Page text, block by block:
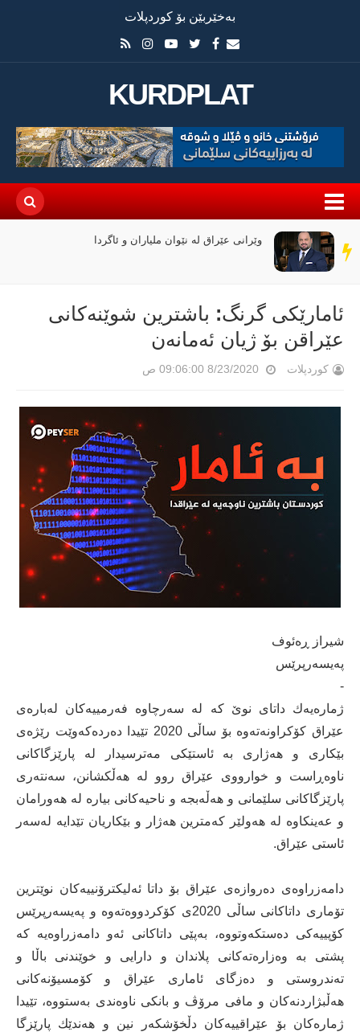
بەخێربێن بۆ کوردپلات
KURDPLAT
سەر
دێڕ
وێرانی عێراق لە نێوان ملیاران و ئاگردا
ئامارێكی گرنگ: باشترین شوێنەكانی
عێراقن بۆ ژیان‌ ئەمانەن
کوردپلات 8/23/2020 09:06:00 ص
شیراز ڕەئوف
پەیسەرپرێس
-
ژمارەیەك داتای نوێ كە لە سەرچاوە فەرمییەكان لەبارەی
عێراق كۆكراونەتەوە بۆ ساڵی 2020 تێیدا دەردەكەوێت رێژەی
بێكاری و هەژاری بە ئاستێكی مەترسیدار لە پارێزگاكانی
ناوەڕاست و خوارووی عێراق روو لە هەڵكشانن، سەنتەری
پارێزگاكانی سلێمانی و هەڵەبجە و ناحیەكانی بیارە لە هەورامان
و عەینكاوە لە هەولێر كەمترین هەژار و بێكاریان تێدایە لەسەر
ئاستی عێراق.
دامەزراوەی دەروازەی عێراق بۆ داتا ئەلیكترۆنییەكان نوێترین
تۆماری داتاكانی ساڵی 2020ی كۆكردووەتەوە و پەیسەرپرێس
كۆپییەكی دەستكەوتووە، بەپێی داتاكانی ئەو دامەزراوەیە كە
پشتی بە وەزارەتەكانی پلاندان و دارایی و خوێندنی باڵا و
تەندروستی و دەزگای ئاماری عێراق و كۆمسیۆنەكانی
هەڵبژاردنەكان و مافی مرۆڤ و بانكی ناوەندی بەستووە، تێیدا
ژمارەكان بۆ عێراقییەكان دڵخۆشكەر نین و هەندێك پارێزگا